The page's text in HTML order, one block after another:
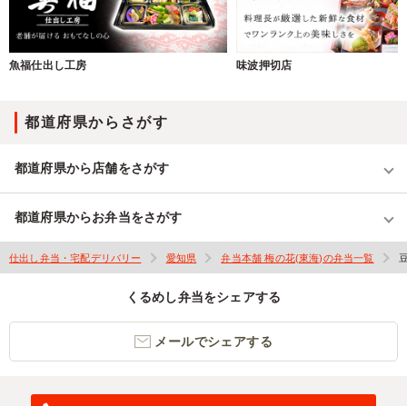
魚福仕出し工房 味波押切店
都道府県からさがす
都道府県から店舗をさがす
都道府県からお弁当をさがす
仕出し弁当・宅配デリバリー 愛知県 弁当本舗 梅の花(東海)の弁当一覧
くるめし弁当をシェアする
メールでシェアする